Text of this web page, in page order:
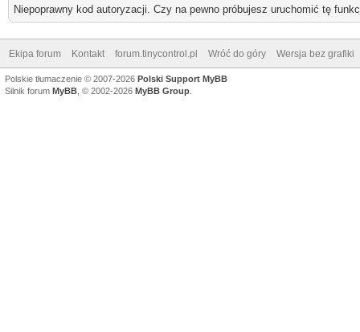
Niepoprawny kod autoryzacji. Czy na pewno próbujesz uruchomić tę
Ekipa forum Kontakt forum.tinycontrol.pl Wróć do góry Wersja bez grafiki
Polskie tłumaczenie © 2007-2026 Polski Support MyBB
Silnik forum MyBB , © 2002-2026 MyBB Group